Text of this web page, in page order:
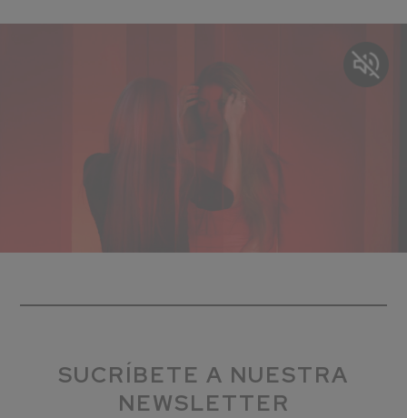
SUCRÍBETE A NUESTRA
NEWSLETTER